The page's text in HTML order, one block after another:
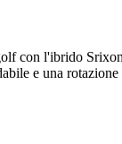
con l'ibrido
e una rotazione